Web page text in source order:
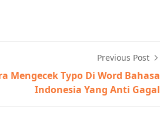
Previous Post
Mengecek Typo Di Word Bahasa
Indonesia Yang Anti Gagal